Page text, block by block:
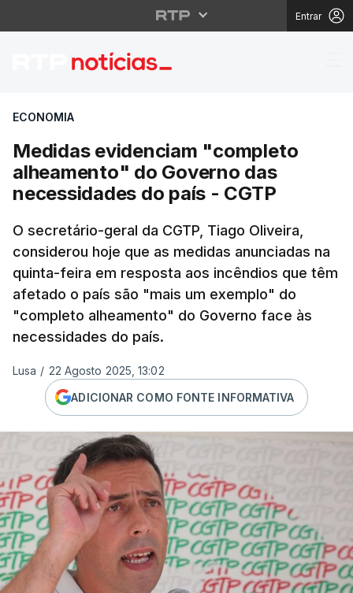
Entrar
Medidas evidenciam
ECONOMIA
Medidas evidenciam "completo
alheamento" do Governo das
necessidades do país - CGTP
O secretário-geral da CGTP, Tiago Oliveira,
considerou hoje que as medidas anunciadas na
quinta-feira em resposta aos incêndios que têm
afetado o país são "mais um exemplo" do
"completo alheamento" do Governo face às
necessidades do país.
Lusa / 22 Agosto 2025, 13:02
ADICIONAR COMO FONTE INFORMATIVA